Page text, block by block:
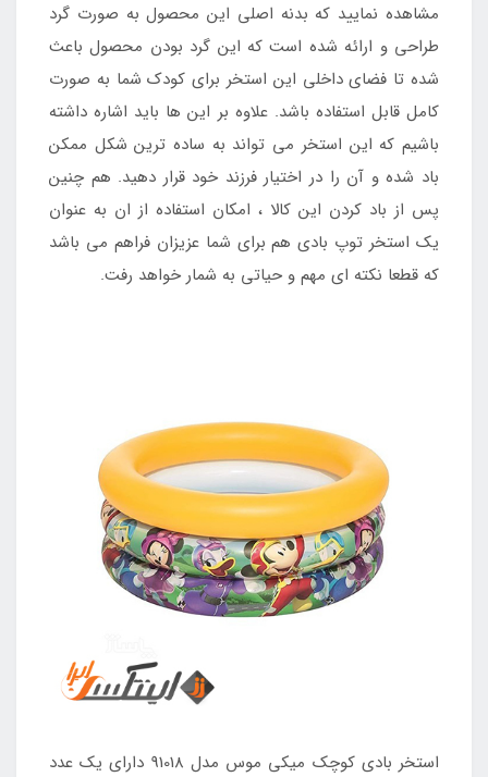
مشاهده نمایید که بدنه اصلی این محصول به صورت گرد
طراحی و ارائه شده است که این گرد بودن محصول باعث
شده تا فضای داخلی این استخر برای کودک شما به صورت
کامل قابل استفاده باشد. علاوه بر این ها باید اشاره داشته
باشیم که این استخر می تواند به ساده ترین شکل ممکن
باد شده و آن را در اختیار فرزند خود قرار دهید. هم چنین
پس از باد کردن این کالا ، امکان استفاده از ان به عنوان
یک استخر توپ بادی هم برای شما عزیزان فراهم می باشد
که قطعا نکته ای مهم و حیاتی به شمار خواهد رفت.
استخر بادی کوچک میکی موس مدل 91018 دارای یک عدد